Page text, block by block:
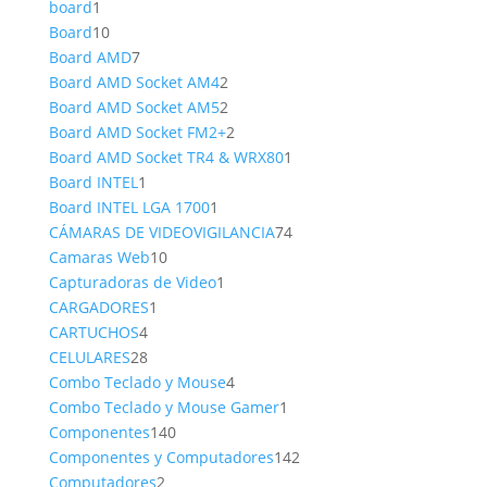
board1
producto
Board1010
productos
Board AMD77
productos
Board AMD Socket AM422
productos
Board AMD Socket AM522
productos
Board AMD Socket FM2+22
productos
Board AMD Socket TR4 & WRX801
Board INTEL1
producto
Board INTEL LGA 17001
producto
CÁMARAS DE VIDEOVIGILANCIA7474
Camaras Web1010
productos
Capturadoras de Video1
CARGADORES1
CARTUCHOS44
productos
CELULARES2828
productos
Combo Teclado y Mouse44
productos
Combo Teclado y Mouse Gamer1
Componentes140140
productos
Componentes y Computadores142142
Computadores22